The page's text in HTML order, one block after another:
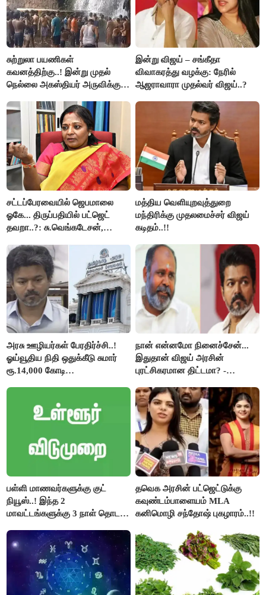
சுற்றுலா பயணிகள்
கவனத்திற்கு..! இன்று முதல்
நெல்லை அகஸ்தியர் அருவிக்கு
இன்று விஜய் – சங்கீதா
விவாகரத்து வழக்கு: நேரில்
ஆஜராவாரா முதல்வர் விஜய்..?
சட்டப்பேரவையில் ஜெபமாலை
ஓகே... திருப்பதியில் பட்ஜெட்
தவறா..?: சு.வெங்கடேசன்,
கேள்வி..!
மத்திய வெளியுறவுத்துறை
மந்திரிக்கு முதலமைச்சர் விஜய்
கடிதம்..!!
அரசு ஊழியர்கள் பேரதிர்ச்சி..!
ஓய்வூதிய நிதி ஒதுக்கீடு சுமார்
ரூ.14,000 கோடி
நான் என்னமோ நினைச்சேன்...
இதுதான் விஜய் அரசின்
புரட்சிகரமான திட்டமா? -
பள்ளி மாணவர்களுக்கு குட்
நியூஸ்..! இந்த 2
மாவட்டங்களுக்கு 3 நாள் தொடர்
தவெக அரசின் பட்ஜெட்டுக்கு
கவுண்டம்பாளையம் MLA
கனிமொழி சந்தோஷ் புகழாரம்..!!